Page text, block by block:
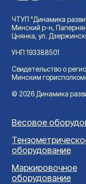
ЧТУП "Динамика
Минский р-н,
Цнянка, ул.
УНП 193388501
Свидетельство о
Минским
© 2026 Динамика
Весовое
оборудование
Маркировочное
оборудование